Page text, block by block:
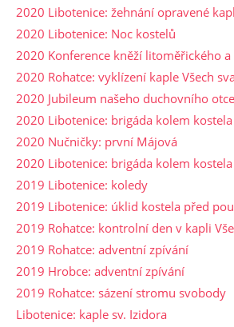
2020 Libotenice: žehnání opravené
2020 Libotenice: Noc kostelů
2020 Konference kněží litoměřického
2020 Rohatce: vyklízení kaple Všech
2020 Jubileum našeho duchovního otce
2020 Libotenice: brigáda kolem kostela
2020 Nučničky: první Májová
2020 Libotenice: brigáda kolem kostela
2019 Libotenice: koledy
2019 Libotenice: úklid kostela před
2019 Rohatce: kontrolní den v kapli
2019 Rohatce: adventní zpívání
2019 Hrobce: adventní zpívání
2019 Rohatce: sázení stromu svobody
Libotenice: kaple sv. Izidora